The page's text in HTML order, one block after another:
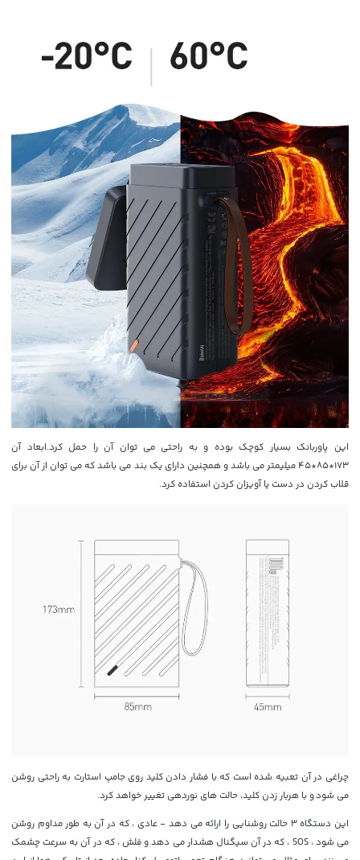
این پاوربانک بسیار کوچک بوده و به راحتی می توان آن را حمل کرد.ابعاد آن
173*85*45 میلیمتر می باشد و همچنین دارای یک بند می باشد که می توان از آن برای
قلاب کردن در دست یا آویزان کردن استفاده کرد.
چراغی در آن تعبیه شده است که با فشار دادن کلید روی جامپ استارت به راحتی روشن
می شودو با هربار زدن کلید، حالت های نوردهی تغییر خواهد کرد.
این دستگاه 3 حالت روشنایی را ارائه می دهد - عادی ، که در آن به طور مداوم روشن
می شود ، SOS ، که در آن سیگنال هشدار می دهد و فلش ، که در آن به سرعت چشمک